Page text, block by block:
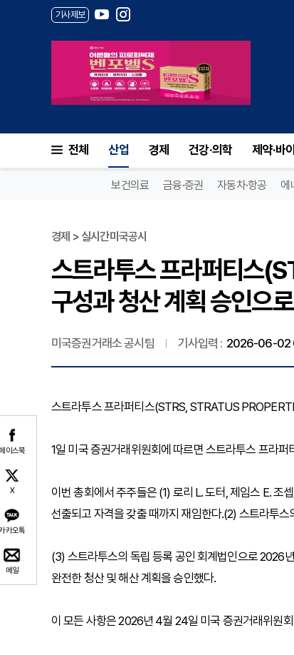
기사제보
전체 산업 경제 건강·의학 제약·바
보건의료 금융·증권 자동차·항공 에
이스북
X
카오톡
메일
경제 > 실시간미국공시
스트라투스 프라퍼티스
구성과 청산 계획 승인으
미국증권거래소 공시팀 기사입력 : 2026-06-02
스트라투스 프라퍼티스(STRS, STRATUS
1일 미국 증권거래위원회에 따르면 스트라투스 프라
이번 총회에서 주주들은 (1) 로리 L. 도터, 제임스 E. 조
선출되고 자격을 갖출 때까지 재임한다.(2) 스트라투
(3) 스트라투스의 독립 등록 공인 회계법인으로 2026
완전한 청산 및 해산 계획을 승인했다.
이 모든 사항은 2026년 4월 24일 미국 증권거래위원